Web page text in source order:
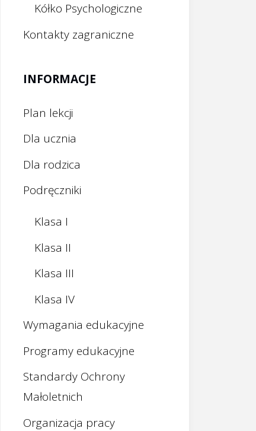
Kółko Psychologiczne
Kontakty zagraniczne
INFORMACJE
Plan lekcji
Dla ucznia
Dla rodzica
Podręczniki
Klasa I
Klasa II
Klasa III
Klasa IV
Wymagania edukacyjne
Programy edukacyjne
Standardy Ochrony
Małoletnich
Organizacja pracy